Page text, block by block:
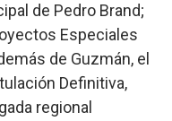
de Pedro Brand;
Especiales
de Guzmán, el
Definitiva,
regional